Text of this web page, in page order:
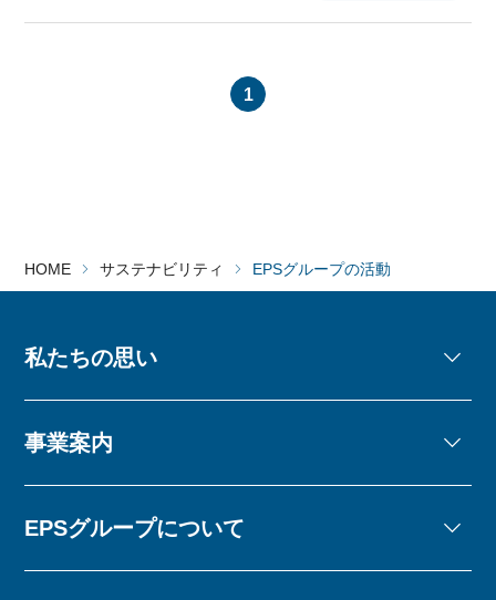
1
HOME サステナビリティ EPSグループの活動
私たちの思い
事業案内
EPSグループについて